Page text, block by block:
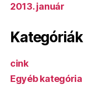
2013. január
Kategóriák
cink
Egyéb kategória